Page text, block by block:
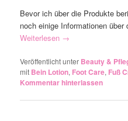
Bevor ich über die Produkte
noch einige Informationen über
Weiterlesen →
Veröffentlicht unter Beauty &
mit Bein Lotion, Foot Care, Fuß
Kommentar hinterlassen